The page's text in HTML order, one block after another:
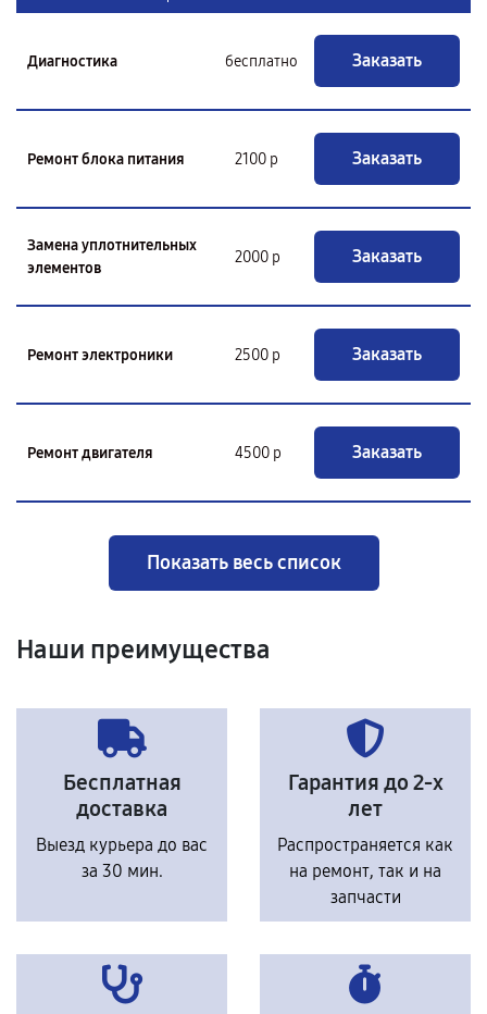
Диагностика бесплатно Заказать
Ремонт блока питания 2100 р Заказать
Замена уплотнительных
элементов
2000 р Заказать
Ремонт электроники 2500 р Заказать
Ремонт двигателя 4500 р Заказать
Показать весь список
Наши преимущества
Бесплатная
доставка
Выезд курьера до вас
за 30 мин.
Гарантия до 2-х
лет
Распространяется как
на ремонт, так и на
запчасти